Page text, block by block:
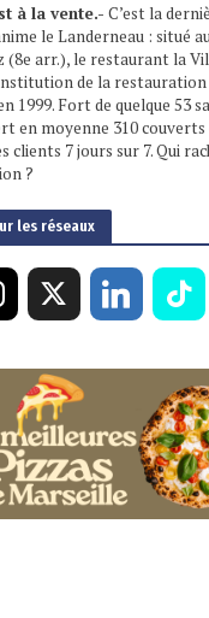
à la vente.- C’est la
le Landerneau : situé
(8e arr.), le restaurant la
de la restauration
1999. Fort de quelque 53
en moyenne 310 couverts
clients 7 jours sur 7. Qui
?
les réseaux